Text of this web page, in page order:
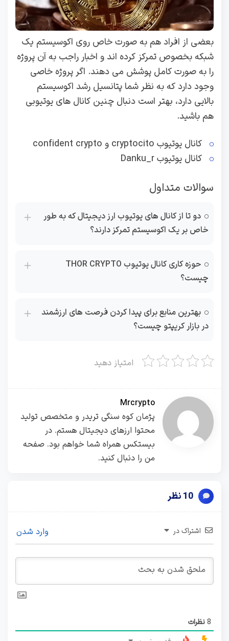
بعضی از افراد هم به صورت خاص روی اکوسیستم یک
شبکه بخصوص تمرکز کرده اند و اخبار راجب به آن پروژه
را به صورت کامل پوشش می دهند. اگر پروژه خاصی
وجود دارد که به نظر شما پتانسیل رشد اکوسیستم
بالایی دارد، بهتر است دنبال چنین کانال های یوتیوبی
هم باشید.
کانال یوتیوب cryptocito و confident crypto
کانال یوتیوب Danku_r
سوالات متداول
دو تا از کانال های یوتیوب ارز دیجیتال که به طور
خاص بر یک اکوسیستم تمرکز دارند؟
حوزه کاری کانال یوتیوب THOR CRYPTO
چیست؟
بهترین منابع برای پیدا کردن فرصت های ارزشمند
در بازار کریپتو چیست؟
امتیاز دهید
Mrcrypto
پژمان کوه سنگی تریدر و متخصص تولید
محتوا ارزهای دیجیتال هستم. در
بیستکس همراه شما خواهم بود. صفحه
من را دنبال کنید.
اشتراک در وارد شدن
8نظرات